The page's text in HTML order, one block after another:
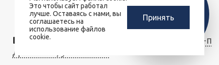
Как заказать кухню
Выбор модели
Подготовка дизайн-
Доставка, установка
ДИЗАЙНЕР
БЕСПЛАТНО
РАСЧЕТ КУХНИ
ЗА 10 МИНУТ
Это чтобы сайт работал
лучше. Оставаясь с нами, вы
соглашаетесь на
использование файлов
cookie.
Принять